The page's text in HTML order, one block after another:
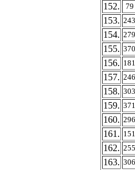
152.
79
153. 243
154. 279
155. 370
156. 181
157. 246
158. 303
159. 371
160. 296
161. 151
162. 255
163. 306